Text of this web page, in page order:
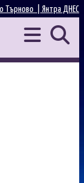
Янтра ДНЕС
Търново |